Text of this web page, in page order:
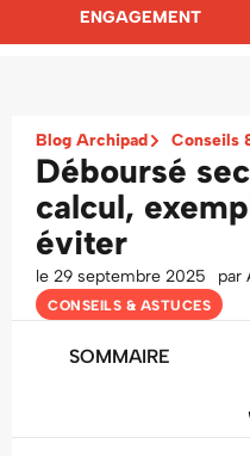
ENGAGEMENT
Blog Archipad Conseils
Déboursé
calcul,
éviter
le 29 septembre 2025 par
CONSEILS & ASTUCES
SOMMAIRE